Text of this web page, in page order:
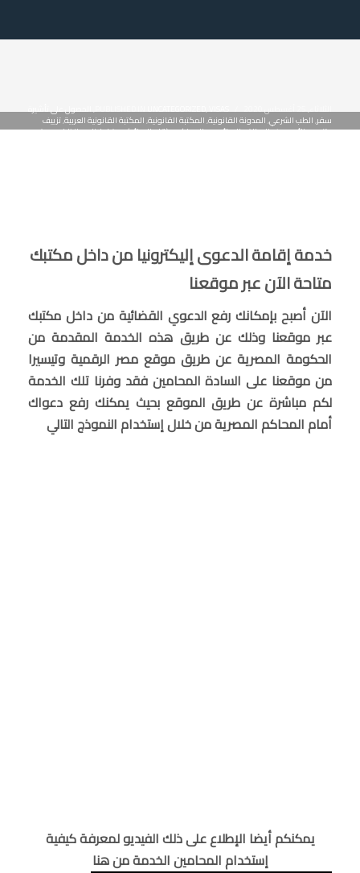
الثلاثاء, 25 أغسطس 2020 /
PUBLISHED INUNCATEGORIZED,VISAS
,الحصول على تأشيرة
سفر,الطب الشرعي,المدونة القانونية,المكتبة القانونية,المكتبة القانونية العربية,تزييف
وتزوير,جنائى,صرف المبالغ والودائع من المحاكم و (قلم الودائع),صيغ اعلانات وانذارات,صيغ
خدمة إقامة الدعوى إليكترونيا من داخل مكتبك
متاحة الآن عبر موقعنا
الآن أصبح بإمكانك رفع الدعوي القضائية من داخل مكتبك
عبر موقعنا وذلك عن طريق هذه الخدمة المقدمة من
الحكومة المصرية عن طريق موقع مصر الرقمية وتيسيرا
من موقعنا على السادة المحامين فقد وفرنا تلك الخدمة
لكم مباشرة عن طريق الموقع بحيث يمكنك رفع دعواك
أمام المحاكم المصرية من خلال إستخدام النموذج التالي
يمكنكم أيضا الإطلاع على ذلك الفيديو لمعرفة كيفية
إستخدام المحامين الخدمة من هنا